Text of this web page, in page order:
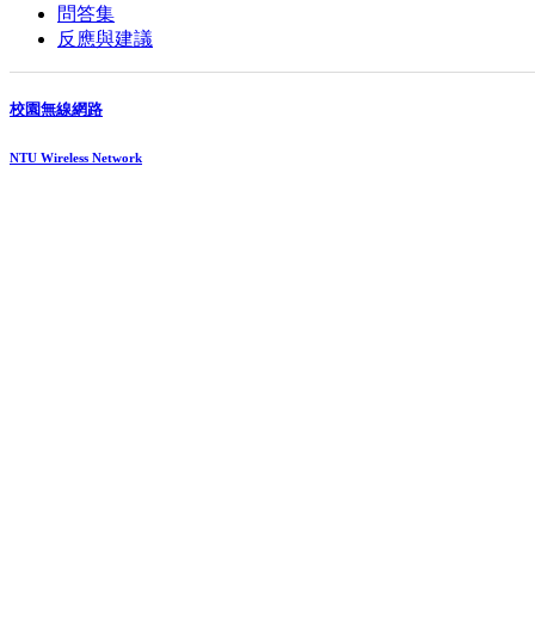
問答集
反應與建議
校園無線網路
NTU Wireless Network